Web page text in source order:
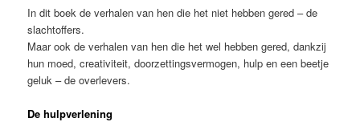
In dit boek de verhalen van hen die het niet hebben gered – de
slachtoffers.
Maar ook de verhalen van hen die het wel hebben gered, dankzij
hun moed, creativiteit, doorzettingsvermogen, hulp en een beetje
geluk – de overlevers.
De hulpverlening